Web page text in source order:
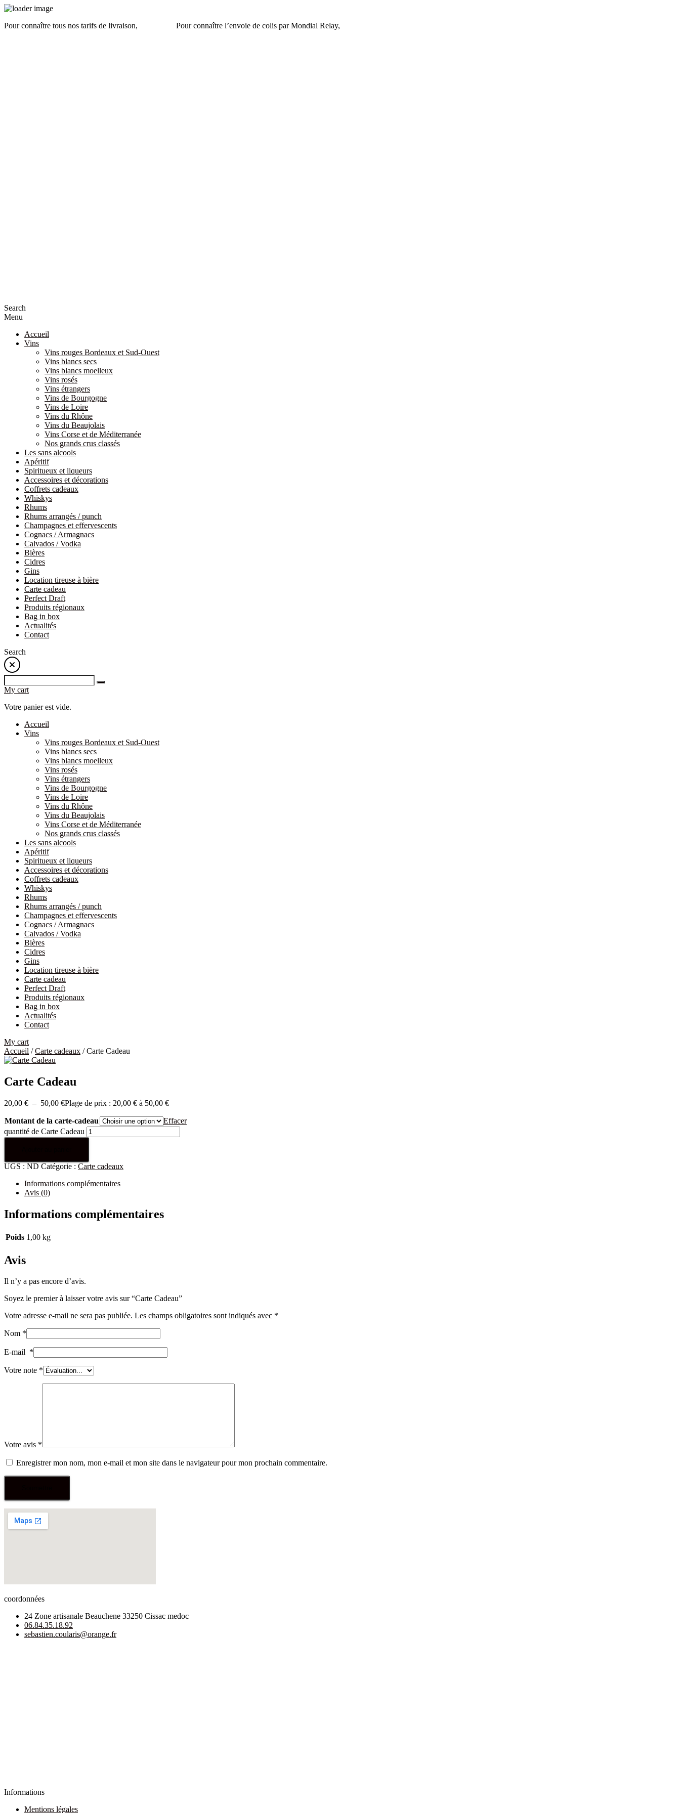
Pour connaître tous nos tarifs de livraison, Pour connaître l’envoie de colis par Mondial Relay,
Search
Menu
Accueil
Vins
Vins rouges Bordeaux et Sud-Ouest
Vins blancs secs
Vins blancs moelleux
Vins rosés
Vins étrangers
Vins de Bourgogne
Vins de Loire
Vins du Rhône
Vins du Beaujolais
Vins Corse et de Méditerranée
Nos grands crus classés
Les sans alcools
Apéritif
Spiritueux et liqueurs
Accessoires et décorations
Coffrets cadeaux
Whiskys
Rhums
Rhums arrangés / punch
Champagnes et effervescents
Cognacs / Armagnacs
Calvados / Vodka
Bières
Cidres
Gins
Location tireuse à bière
Carte cadeau
Perfect Draft
Produits régionaux
Bag in box
Actualités
Contact
Search
My cart
Votre panier est vide.
Accueil
Vins
Vins rouges Bordeaux et Sud-Ouest
Vins blancs secs
Vins blancs moelleux
Vins rosés
Vins étrangers
Vins de Bourgogne
Vins de Loire
Vins du Rhône
Vins du Beaujolais
Vins Corse et de Méditerranée
Nos grands crus classés
Les sans alcools
Apéritif
Spiritueux et liqueurs
Accessoires et décorations
Coffrets cadeaux
Whiskys
Rhums
Rhums arrangés / punch
Champagnes et effervescents
Cognacs / Armagnacs
Calvados / Vodka
Bières
Cidres
Gins
Location tireuse à bière
Carte cadeau
Perfect Draft
Produits régionaux
Bag in box
Actualités
Contact
My cart
Accueil /Carte cadeaux / Carte Cadeau
Carte Cadeau
20,00 € – 50,00 €Plage de prix : 20,00 € à 50,00 €
Montant de la carte-cadeau
Effacer
quantité de Carte Cadeau
UGS : ND Catégorie : Carte cadeaux
Informations complémentaires
Avis (0)
Informations complémentaires
Poids 1,00 kg
Avis
Il n’y a pas encore d’avis.
Soyez le premier à laisser votre avis sur “Carte Cadeau”
Votre adresse e-mail ne sera pas publiée. Les champs obligatoires sont indiqués avec *
Nom *
E-mail *
Votre note *
Votre avis *
Enregistrer mon nom, mon e-mail et mon site dans le navigateur pour mon prochain commentaire.
coordonnées
24 Zone artisanale Beauchene 33250 Cissac medoc
06.84.35.18.92
sebastien.coularis@orange.fr
Informations
Mentions légales